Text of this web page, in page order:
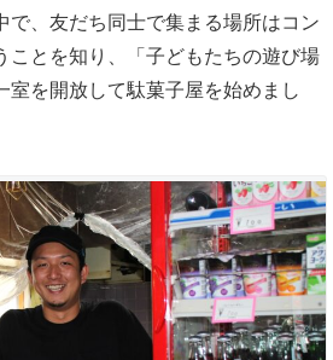
で、友だち同士で集まる場所はコン
ことを知り、「子どもたちの遊び場
室を開放して駄菓子屋を始めまし